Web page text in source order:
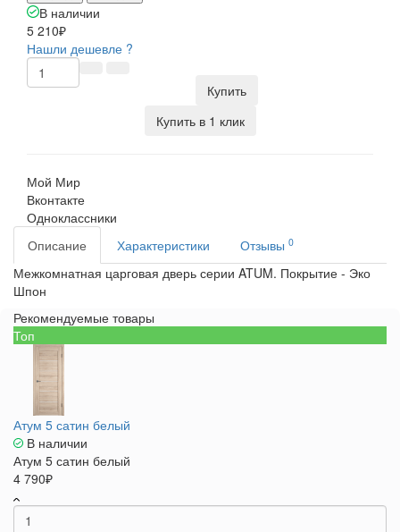
В наличии
5 210₽
Нашли дешевле ?
Купить
Купить в 1 клик
Мой Мир
Вконтакте
Одноклассники
Описание
Характеристики Отзывы 0
Межкомнатная царговая дверь серии ATUM. Покрытие - Эко
Шпон
Рекомендуемые товары
Топ
Атум 5 сатин белый
В наличии
Атум 5 сатин белый
4 790₽